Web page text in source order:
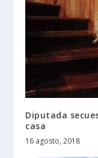
Diputada
casa
16 agosto, 2018